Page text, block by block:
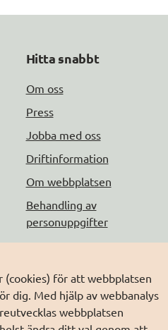
(cookies) för att webbplatsen
dig. Med hjälp av webbanalys
webbplatsen
Hitta snabbt
Om oss
Press
Jobba med oss
Driftinformation
Om webbplatsen
Behandling av
personuppgifter
Elegitimation.se
Min myndighetspost